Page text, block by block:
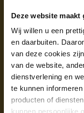
Deze website
Wij willen u een
en daarbuiten.
van deze cookies
van de website,
dienstverlening en
te kunnen
producten of
kunnen persoonlijke
Met een voorwoord
Media.
Prijs: € 15
Uitgave: Het Koninklijk
Amsterdammer
ISBN/EAN: 978-90-